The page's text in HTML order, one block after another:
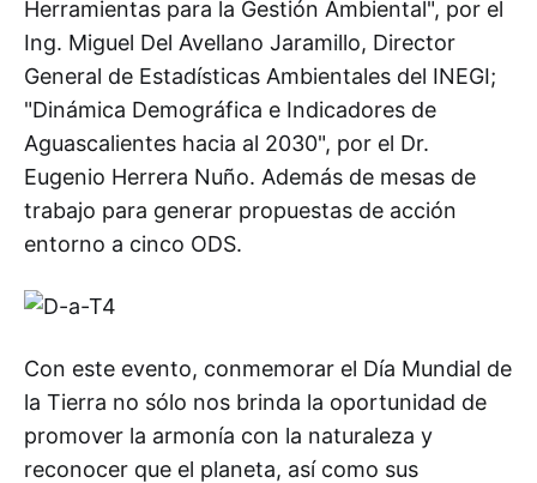
Herramientas para la Gestión Ambiental", por el
Ing. Miguel Del Avellano Jaramillo, Director
General de Estadísticas Ambientales del INEGI;
"Dinámica Demográfica e Indicadores de
Aguascalientes hacia al 2030", por el Dr.
Eugenio Herrera Nuño. Además de mesas de
trabajo para generar propuestas de acción
entorno a cinco ODS.
Con este evento, conmemorar el Día Mundial de
la Tierra no sólo nos brinda la oportunidad de
promover la armonía con la naturaleza y
reconocer que el planeta, así como sus